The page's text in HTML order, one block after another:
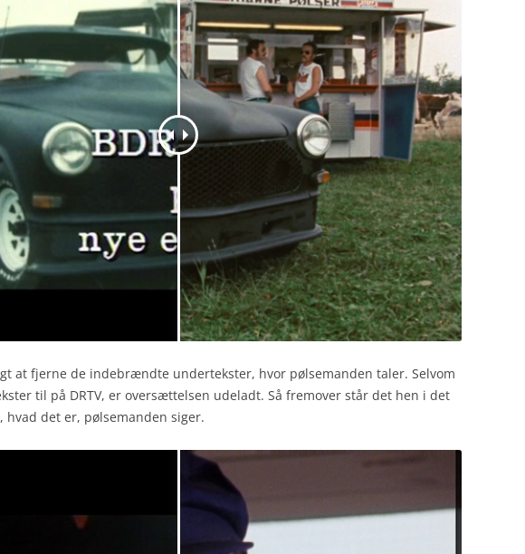
at fjerne de indebrændte undertekster, hvor pølsemanden taler. Selvom
til på DRTV, er oversættelsen udeladt. Så fremover står det hen i det
hvad det er, pølsemanden siger.